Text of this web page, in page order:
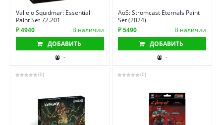
Vallejo Squidmar: Essential
Paint Set 72.201
₽ 4940
В наличии
ДОБАВИТЬ
-
AoS: Stromcast Eternals Paint
Set (2024)
₽ 5490
В наличии
ДОБАВИТЬ
-
(0) (0)